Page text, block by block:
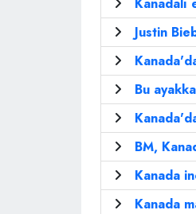
Justin
Bu
BM,
Kanada
Kanada